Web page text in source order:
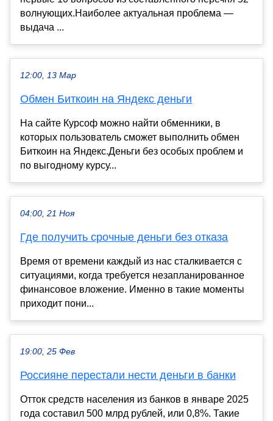
волнующих.Наиболее актуальная проблема —
выдача ...
12:00, 13 Мар
Обмен Биткоин на Яндекс деньги
На сайте Курсоф можно найти обменники, в
которых пользователь сможет выполнить обмен
Биткоин на Яндекс.Деньги без особых проблем и
по выгодному курсу...
04:00, 21 Ноя
Где получить срочные деньги без отказа
Время от времени каждый из нас сталкивается с
ситуациями, когда требуется незапланированное
финансовое вложение. Именно в такие моменты
приходит пони...
19:00, 25 Фев
Россияне перестали нести деньги в банки
Отток средств населения из банков в январе 2025
года составил 500 млрд рублей, или 0,8%. Такие